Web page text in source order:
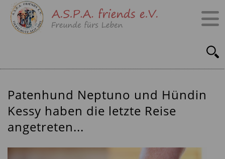
Patenhund Neptuno und Hündin
Kessy haben die letzte Reise
angetreten...